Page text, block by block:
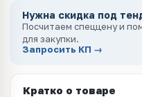
Нужна скидка под
Посчитаем спеццену и
для закупки.
Запросить КП →
Кратко о товаре